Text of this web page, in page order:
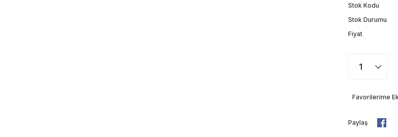
Stok Kodu
Stok Durumu
Fiyat
Paylaş